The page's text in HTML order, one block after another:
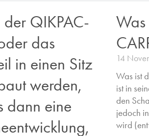
QIKPAC-
das
in einen Sitz
werden,
dann eine
14
Was ist
ist in
den
jedoch
wird